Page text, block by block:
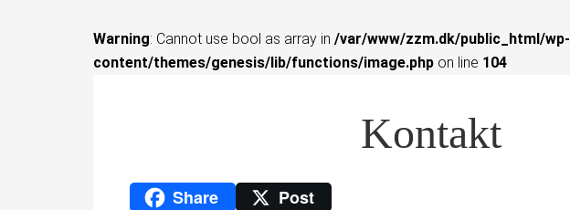
Warning: Cannot use bool as array in /var/www/zzm.dk/public_html/wp-
content/themes/genesis/lib/functions/image.php on line 104
Kontakt
Share Post